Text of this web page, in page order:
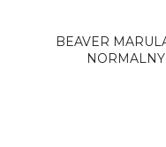
BEAVER